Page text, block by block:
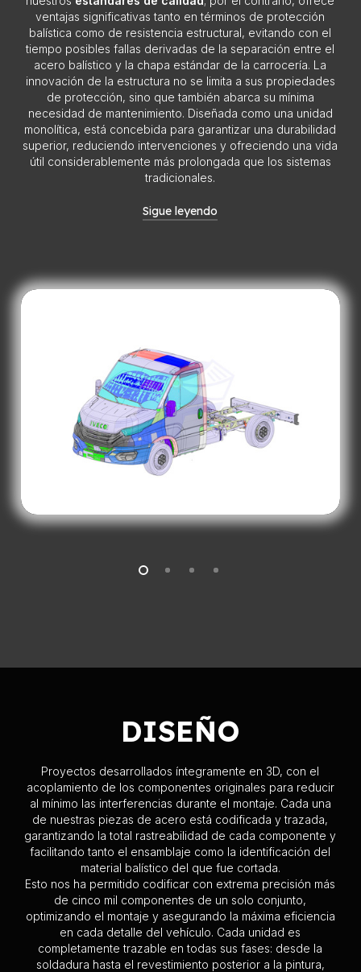
ventajas significativas tanto en términos de protección
balística como de resistencia estructural, evitando con el
tiempo posibles fallas derivadas de la separación entre el
acero balístico y la chapa estándar de la carrocería. La
innovación de la estructura no se limita a sus propiedades
de protección, sino que también abarca su mínima
necesidad de mantenimiento. Diseñada como una unidad
monolítica, está concebida para garantizar una durabilidad
superior, reduciendo intervenciones y ofreciendo una vida
útil considerablemente más prolongada que los sistemas
tradicionales.
Sigue leyendo
chasis, permitiendo ensamblar el 90 % del vehículo
sobre una plataforma móvil independiente. Este
alcanza el final de su ciclo de vida, puede
reemplazarse sin necesidad de retirar todo el vehículo.
Esta solución prolonga significativamente la vida útil de
la carrocería, optimizando la inversión y reduciendo
los costos operativos. De esta manera, el cliente
puede seguir utilizando el mismo vehículo sobre chasis
siempre actualizados, manteniéndolo conforme a las
normativas más recientes en materia de emisiones y
sostenibilidad, un tema esencial hoy en día. Reutilizar la
asociado a la producción de nuevos vehículos. Una
brazos antropomórficos 3D con
detección láserque nos permiten realizar
tiemposde diseño y garantizando la máxima precisión.
DISEÑO
Proyectos desarrollados íntegramente en 3D, con el
acoplamiento de los componentes originales para reducir
al mínimo las interferencias durante el montaje. Cada una
de nuestras piezas de acero está codificada y trazada,
garantizando la total rastreabilidad de cada componente y
facilitando tanto el ensamblaje como la identificación del
material balístico del que fue cortada.
Esto nos ha permitido codificar con extrema precisión más
de cinco mil componentes de un solo conjunto,
optimizando el montaje y asegurando la máxima eficiencia
en cada detalle del vehículo. Cada unidad es
completamente trazable en todas sus fases: desde la
soldadura hasta el revestimiento posterior a la pintura,